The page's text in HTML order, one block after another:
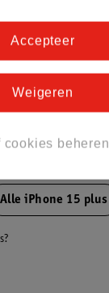
Score.
informatie
Alle iPhone 15 plus
cookies beheren
Weigeren
Accepteer